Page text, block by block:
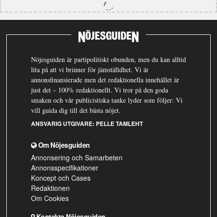
Nöjesguiden är partipolitiskt obunden, men du kan alltid
lita på att vi brinner för jämställdhet. Vi är
annonsfinansierade men det redaktionella innehållet är
just det – 100% redaktionellt. Vi tror på den goda
smaken och vår publicistiska tanke lyder som följer: Vi
vill guida dig till det bästa nöjet.
ANSVARIG UTGIVARE: PELLE TAMLEHT
Om Nöjesguiden
Annonsering och Samarbeten
Annonsspecifikationer
Koncept och Cases
Redaktionen
Om Cookies